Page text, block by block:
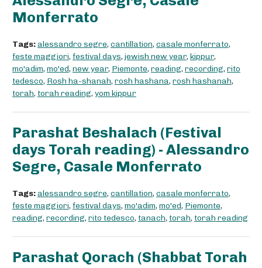
Monferrato
Tags:alessandro segre, cantillation, casale monferrato,
feste maggiori, festival days, jewish new year, kippur,
mo'adim, mo'ed, new year, Piemonte, reading, recording, rito
tedesco, Rosh ha-shanah, rosh hashana, rosh hashanah,
torah, torah reading, yom kippur
Parashat Beshalach (Festival
days Torah reading) - Alessandro
Segre, Casale Monferrato
Tags:alessandro segre, cantillation, casale monferrato,
feste maggiori, festival days, mo'adim, mo'ed, Piemonte,
reading, recording, rito tedesco, tanach, torah, torah reading
Parashat Qorach (Shabbat Torah